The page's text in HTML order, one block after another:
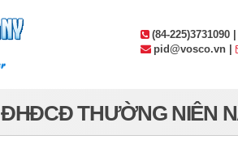
(84-225)3731090 |
pid@vosco.vn |
THƯỜNG NIÊN